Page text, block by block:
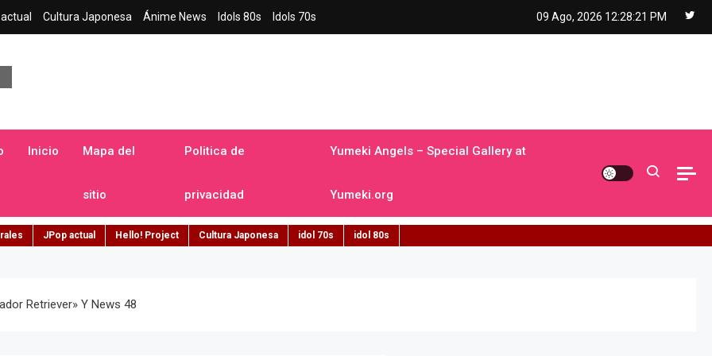
Cultura Japonesa Ánime News Idols 80s Idols 70s 09 Ago, 2026 12:28:22 PM
Inicio Mapa del
sitio
Politica de
privacidad
Yumeki Angels – Special Gallery at
Yumeki.org
JPop actual Hello! Project Cultura Japonesa idol 70s idol 80s
Retriever» Y News 48